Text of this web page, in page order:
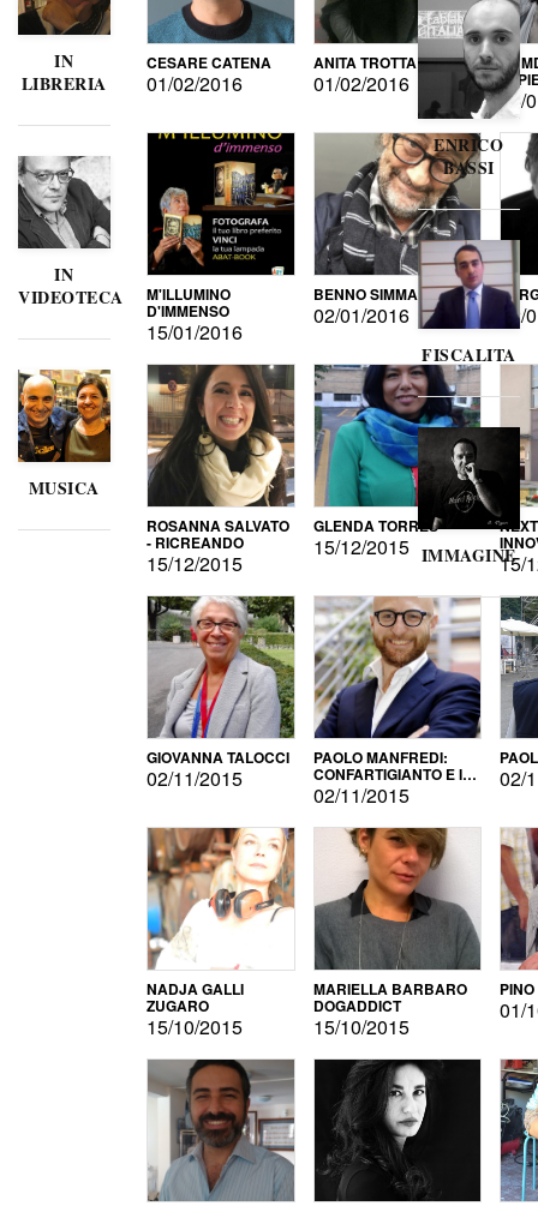
IN
LIBRERIA
IN
VIDEOTECA
MUSICA
CESARE CATENA
01/02/2016
ANITA TROTTA
01/02/2016 DI
15/
M'ILLUMINO
D'IMMENSO
15/01/2016
BENNO SIMMA
02/01/2016
ROSANNA SALVATO
- RICREANDO
15/12/2015
GLENDA TORRES
15/12/2015
15/
GIOVANNA TALOCCI
02/11/2015
PAOLO MANFREDI:
CONFARTIGIANTO E IL
SONDAGGIO
02/11/2015
02/
NADJA GALLI
ZUGARO
15/10/2015
MARIELLA BARBARO
DOGADDICT
15/10/2015
01/
ENRICO
BASSI
FISCALITA
IMMAGINE